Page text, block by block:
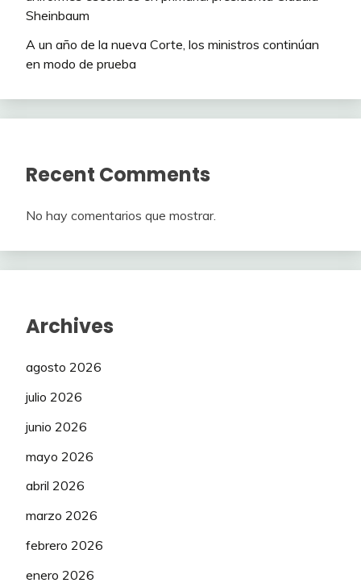
Sheinbaum
A un año de la nueva Corte, los ministros continúan
en modo de prueba
Recent Comments
No hay comentarios que mostrar.
Archives
agosto 2026
julio 2026
junio 2026
mayo 2026
abril 2026
marzo 2026
febrero 2026
enero 2026